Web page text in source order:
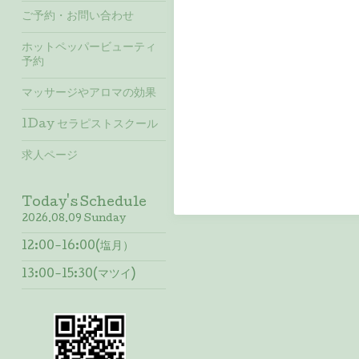
ご予約・お問い合わせ
ホットペッパービューティ
予約
マッサージやアロマの効果
1Day セラピストスクール
求人ページ
Today's Schedule
2026.08.09 Sunday
12:00-16:00(塩月）
13:00-15:30(マツイ)